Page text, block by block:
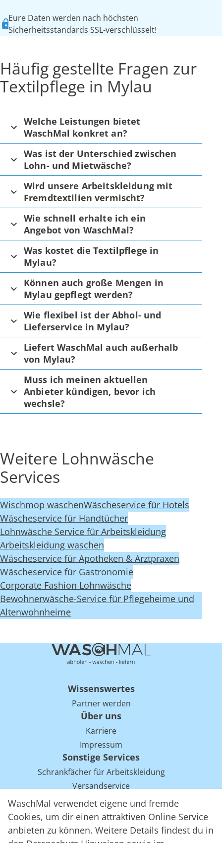
WaschMal verwendet eigene und fremde
Cookies, um dir einen attraktiven Online Service
anbieten zu können. Weitere Details findest du in
Eure Daten werden nach höchsten
Sicherheitsstandards SSL-verschlüsselt!
Häufig gestellte Fragen zur
Textilpflege in Mylau
Welche Leistungen bietet
WaschMal konkret an?
Was ist der Unterschied zwischen
Lohn- und Mietwäsche?
Wird unsere Arbeitskleidung mit
Fremdtextilien vermischt?
Wie schnell erhalte ich ein
Angebot von WaschMal?
Was kostet die Textilpflege in
Mylau?
Können auch große Mengen in
Mylau gepflegt werden?
Wie flexibel ist der Abhol- und
Lieferservice in Mylau?
Liefert WaschMal auch außerhalb
von Mylau?
Muss ich meinen aktuellen
Anbieter kündigen, bevor ich
wechsle?
Weitere Lohnwäsche
Services
Wischmop waschenWäscheservice für Hotels
Wäscheservice für Handtücher
Lohnwäsche Service für Arbeitskleidung
Arbeitskleidung waschen
Wäscheservice für Apotheken & Arztpraxen
Wäscheservice für Gastronomie
Corporate Fashion Lohnwäsche
Bewohnerwäsche-Service für Pflegeheime und
Altenwohnheime
Wissenswertes
Partner werden
Über uns
Karriere
Impressum
Sonstige Services
Schrankfächer für Arbeitskleidung
Versandservice
Einsparpotentiale für Mietwäsche bei Arbeitskleidung
Arbeitskleidung Tracking mit RFID